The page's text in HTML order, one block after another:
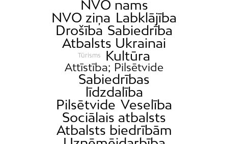
NVO nams
NVO ziņa Labklājība
Drošība Sabiedrība
Atbalsts Ukrainai
Tūrisms Kultūra
Attīstība; Pilsētvide
Sabiedrības
līdzdalība
Pilsētvide Veselība
Sociālais atbalsts
Atbalsts biedrībām